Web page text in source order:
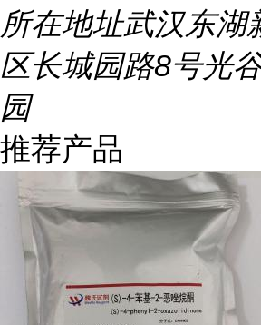
所在地址武汉东湖
区长城园路8号光
园
推荐产品